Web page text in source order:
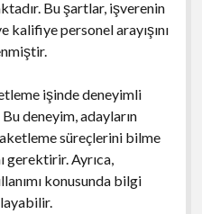
Bu şartlar, işverenin
personel arayışını
işinde deneyimli
deneyim, adayların
süreçlerini bilme
gerektirir. Ayrıca,
konusunda bilgi